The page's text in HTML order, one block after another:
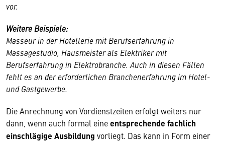
vor.
Weitere Beispiele:
Masseur in der Hotellerie mit Berufserfahrung in
Massagestudio, Hausmeister als Elektriker mit
Berufserfahrung in Elektrobranche. Auch in diesen Fällen
fehlt es an der erforderlichen Branchenerfahrung im Hotel-
und Gastgewerbe.
Die Anrechnung von Vordienstzeiten erfolgt weiters nur
dann, wenn auch formal eineentsprechende fachlich
einschlägige Ausbildung vorliegt. Das kann in Form einer